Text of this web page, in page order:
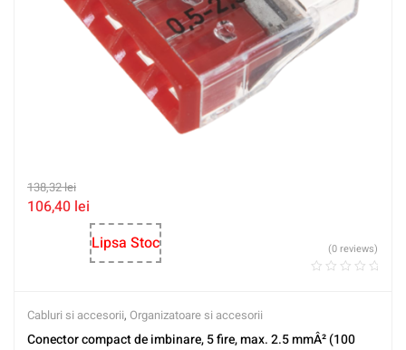
138,32lei
106,40 lei
Lipsa Stoc
(0 reviews)
Cabluri si accesorii, Organizatoare si accesorii
Conector compact de imbinare, 5 fire, max. 2.5 mmÂ² (100